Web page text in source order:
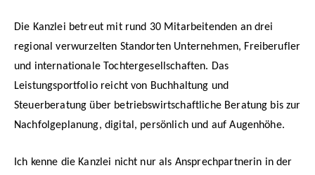
Die Kanzlei betreut mit rund 30 Mitarbeitenden an drei
regional verwurzelten Standorten Unternehmen, Freiberufler
und internationale Tochtergesellschaften. Das
Leistungsportfolio reicht von Buchhaltung und
Steuerberatung über betriebswirtschaftliche Beratung bis zur
Nachfolgeplanung, digital, persönlich und auf Augenhöhe.
Ich kenne die Kanzlei nicht nur als Ansprechpartnerin in der